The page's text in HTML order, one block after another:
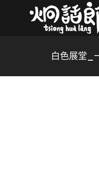
白色展堂_